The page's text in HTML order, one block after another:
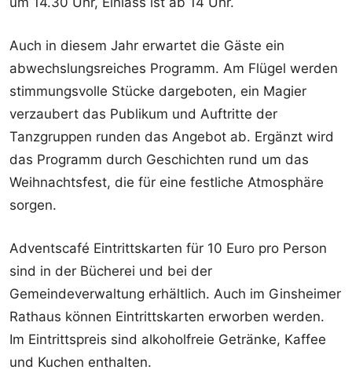
Auch in diesem Jahr erwartet die Gäste ein
abwechslungsreiches Programm. Am Flügel werden
stimmungsvolle Stücke dargeboten, ein Magier
verzaubert das Publikum und Auftritte der
Tanzgruppen runden das Angebot ab. Ergänzt wird
das Programm durch Geschichten rund um das
Weihnachtsfest, die für eine festliche Atmosphäre
sorgen.
Adventscafé Eintrittskarten für 10 Euro pro Person
sind in der Bücherei und bei der
Gemeindeverwaltung erhältlich. Auch im Ginsheimer
Rathaus können Eintrittskarten erworben werden.
Im Eintrittspreis sind alkoholfreie Getränke, Kaffee
und Kuchen enthalten.